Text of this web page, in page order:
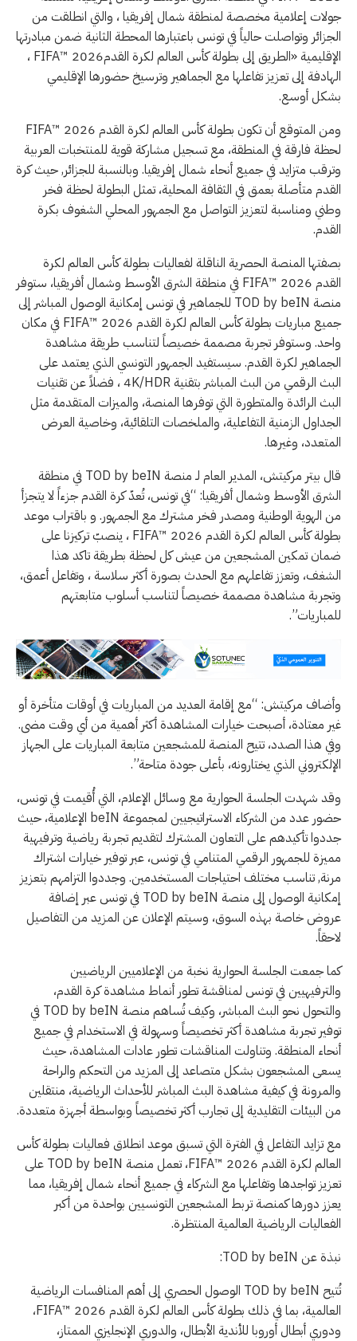
جولات إعلامية مخصصة لمنطقة شمال إفريقيا ، والتي انطلقت من
الجزائر وتواصلت حالياً في تونس باعتبارها المحطة الثانية ضمن مبادرتها
الإقليمية «الطريق إلى بطولة كأس العالم لكرة القدم2026 ™FIFA ،
الهادفة إلى تعزيز تفاعلها مع الجماهير وترسيخ حضورها الإقليمي
بشكل أوسع.
ومن المتوقع أن تكون بطولة كأس العالم لكرة القدم 2026 ™FIFA
لحظة فارقة في المنطقة، مع تسجيل مشاركة قوية للمنتخبات العربية
وترقب متزايد في جميع أنحاء شمال إفريقيا. وبالنسبة للجزائر, حيث كرة
القدم متأصلة بعمق في الثقافة المحلية، تمثل البطولة لحظة فخر
وطني ومناسبة لتعزيز التواصل مع الجمهور المحلي الشغوف بكرة
القدم.
بصفتها المنصة الحصرية الناقلة لفعاليات بطولة كأس العالم لكرة
القدم 2026 ™FIFA في منطقة الشرق الأوسط وشمال أفريقيا، ستوفر
منصة TOD by beIN للجماهير في تونس إمكانية الوصول المباشر إلى
جميع مباريات بطولة كأس العالم لكرة القدم 2026 ™FIFA في مكان
واحد. وستوفر تجربة مصممة خصيصاً لتناسب طريقة مشاهدة
الجماهير لكرة القدم. سيستفيد الجمهور التونسي الذي يعتمد على
البث الرقمي من البث المباشر بتقنية 4K/HDR ، فضلاً عن تقنيات
البث الرائدة والمتطورة التي توفرها المنصة، والميزات المتقدمة مثل
الجداول الزمنية التفاعلية، والملخصات التلقائية، وخاصية العرض
المتعدد، وغيرها.
قال بيتر مركيتش، المدير العام لـ منصة TOD by beIN في منطقة
الشرق الأوسط وشمال أفريقيا: “في تونس، تُعدّ كرة القدم جزءاً لا يتجزأ
من الهوية الوطنية ومصدر فخر مشترك مع الجمهور. و باقتراب موعد
بطولة كأس العالم لكرة القدم 2026 ™FIFA ، ينصبّ تركيزنا على
ضمان تمكين المشجعين من عيش كل لحظة بطريقة تاكد هذا
الشغف، وتعزز تفاعلهم مع الحدث بصورة أكثر سلاسة ، وتفاعل أعمق،
وتجربة مشاهدة مصممة خصيصاً لتناسب أسلوب متابعتهم
للمباريات”.
وأضاف مركيتش: “مع إقامة العديد من المباريات في أوقات متأخرة أو
غير معتادة، أصبحت خيارات المشاهدة أكثر أهمية من أي وقت مضى.
وفي هذا الصدد، تتيح المنصة للمشجعين متابعة المباريات على الجهاز
الإلكتروني الذي يختارونه، بأعلى جودة متاحة”.
وقد شهدت الجلسة الحوارية مع وسائل الإعلام، التي أُقيمت في تونس،
حضور عدد من الشركاء الاستراتيجيين لمجموعة beIN الإعلامية، حيث
جددوا تأكيدهم على التعاون المشترك لتقديم تجربة رياضية وترفيهية
مميزة للجمهور الرقمي المتنامي في تونس، عبر توفير خيارات اشتراك
مرنة, تناسب مختلف احتياجات المستخدمين. وجددوا التزامهم بتعزيز
إمكانية الوصول إلى منصة TOD by beIN في تونس عبر إضافة
عروض خاصة بهذه السوق، وسيتم الإعلان عن المزيد من التفاصيل
لاحقاً.
كما جمعت الجلسة الحوارية نخبة من الإعلاميين الرياضيين
والترفيهيين في تونس لمناقشة تطور أنماط مشاهدة كرة القدم،
والتحول نحو البث المباشر، وكيف تُساهم منصة TOD by beIN في
توفير تجربة مشاهدة أكثر تخصيصاً وسهولة في الاستخدام في جميع
أنحاء المنطقة. وتناولت المناقشات تطور عادات المشاهدة، حيث
يسعى المشجعون بشكل متصاعد إلى المزيد من التحكم والراحة
والمرونة في كيفية مشاهدة البث المباشر للأحداث الرياضية، منتقلين
من البيئات التقليدية إلى تجارب أكثر تخصيصاً وبواسطة أجهزة متعددة.
مع تزايد التفاعل في الفترة التي تسبق موعد انطلاق فعاليات بطولة كأس
العالم لكرة القدم 2026 ™FIFA، تعمل منصة TOD by beIN على
تعزيز تواجدها وتفاعلها مع الشركاء في جميع أنحاء شمال إفريقيا، مما
يعزز دورها كمنصة تربط المشجعين التونسيين بواحدة من أكبر
الفعاليات الرياضية العالمية المنتظرة.
نبذة عن TOD by beIN:
تُتيح TOD by beIN الوصول الحصري إلى أهم المنافسات الرياضية
العالمية، بما في ذلك بطولة كأس العالم لكرة القدم 2026 ™FIFA،
ودوري أبطال أوروبا للأندية الأبطال، والدوري الإنجليزي الممتاز،